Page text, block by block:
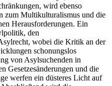
wird ebenso
zum Multikulturalismus und die
Herausforderungen. Ein
den
wobei die Kritik an der
schonungslos
von Asylsuchenden in
Gesetzesänderungen und die
werfen ein düsteres Licht auf